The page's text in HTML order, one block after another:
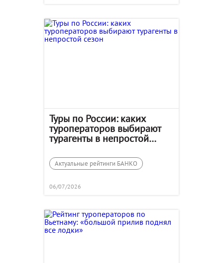
Туры по России: каких
туроператоров выбирают
турагенты в непростой
Актуальные рейтинги БАНКО
06/07/2026